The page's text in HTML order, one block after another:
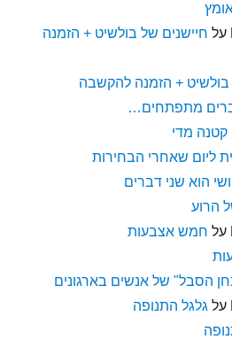
על חיישנים של בולשיט + הזמנה
בולשיט + הזמנה להקשבה
מתפתחים…
מדי
ליום שאחרי הבחירות
הוא שני דברים
הרוע
על חמש אצבעות
הסבל" של אנשים בארגונים
על גלגל התנופה